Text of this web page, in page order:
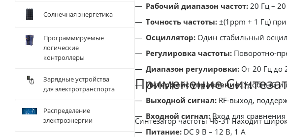
Рабочий диапазон частот: 20 Гц –
Точность частоты: ±(1ppm + 1 Гц) при
Осциллятор: Один стабильный
Регулировка частоты: Поворотно-
Диапазон регулировки: От 20 Гц до
Интерфейс управления:Удобный и
Выходной сигнал: RF-выход,
Входной сигнал: Вход для
Питание: DC 9 В – 12 В, 1 А
Применение
Синтезатор частоты Ч6-31 находит
Солнечная энергетика
Программируемые
логические
контроллеры
Зарядные устройства
для электротранспорта
Распределение
электроэнергии